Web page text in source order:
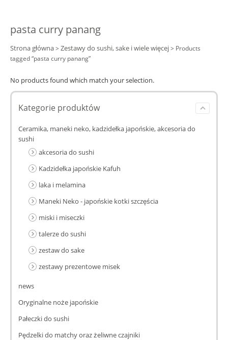
pasta curry panang
Strona główna> Zestawy do sushi, sake i wiele więcej> Products
tagged “pasta curry panang”
No products found which match your selection.
Kategorie produktów
Ceramika, maneki neko, kadzidełka japońskie, akcesoria do
sushi
akcesoria do sushi
Kadzidełka japońskie Kafuh
laka i melamina
Maneki Neko - japońskie kotki szczęścia
miski i miseczki
talerze do sushi
zestaw do sake
zestawy prezentowe misek
news
Oryginalne noże japońskie
Pałeczki do sushi
Pędzelki do matchy oraz żeliwne czajniki